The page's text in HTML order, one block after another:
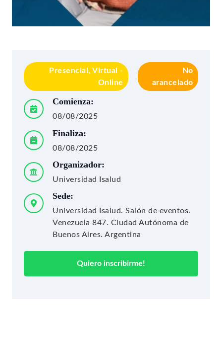
Presencial, Virtual -
Online
No
arancelado
Comienza:
08/08/2025
Finaliza:
08/08/2025
Organizador:
Universidad Isalud
Sede:
Universidad Isalud. Salón de eventos.
Venezuela 847. Ciudad Autónoma de
Buenos Aires. Argentina
Quiero inscribirme!